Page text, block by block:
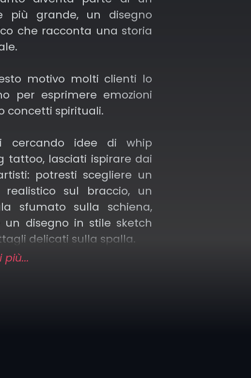
più grande, un disegno
che racconta una storia
motivo molti clienti lo
per esprimere emozioni
concetti spirituali.
cercando idee di whip
tattoo, lasciati ispirare dai
potresti scegliere un
realistico sul braccio, un
sfumato sulla schiena,
un disegno in stile sketch
delicati sulla spalla.
la nostra galleria di
e trova l’artista che più
più...